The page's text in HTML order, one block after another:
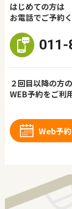
はじめての方は
お電話でご予約
011-
２回目以降の方
WEB予約をご利
Web予